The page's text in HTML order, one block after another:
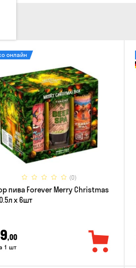
(0)
онлайн
пива Forever Merry Christmas
x 6шт
,00
1 шт